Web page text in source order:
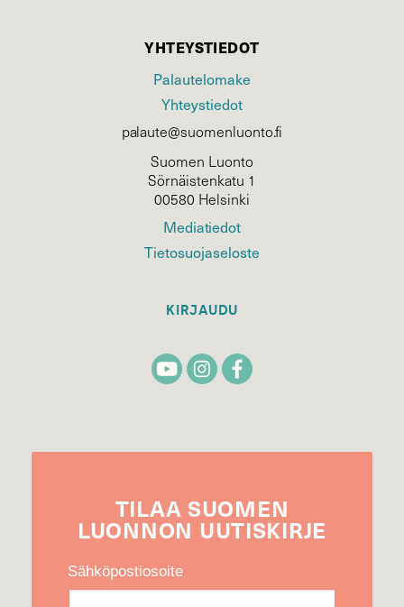
YHTEYSTIEDOT
Palautelomake
Yhteystiedot
palaute@suomenluonto.fi
Suomen Luonto
Sörnäistenkatu 1
00580 Helsinki
Mediatiedot
Tietosuojaseloste
KIRJAUDU
TILAA SUOMEN
LUONNON UUTIS­KIRJE
Sähköpostiosoite